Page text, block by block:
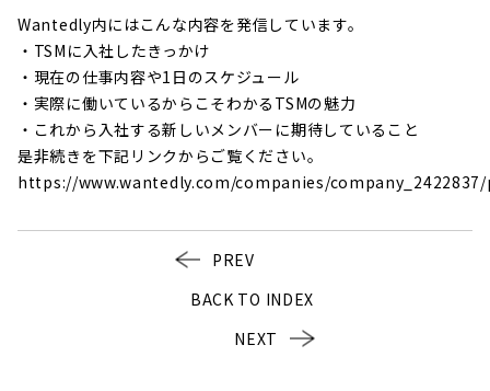
Wantedly内にはこんな内容を発信しています。
・TSMに入社したきっかけ
・現在の仕事内容や1日のスケジュール
・実際に働いているからこそわかるTSMの魅力
・これから入社する新しいメンバーに期待していること
是非続きを下記リンクからご覧ください。
https://www.wantedly.com/companies/
PREV
BACK TO INDEX
NEXT